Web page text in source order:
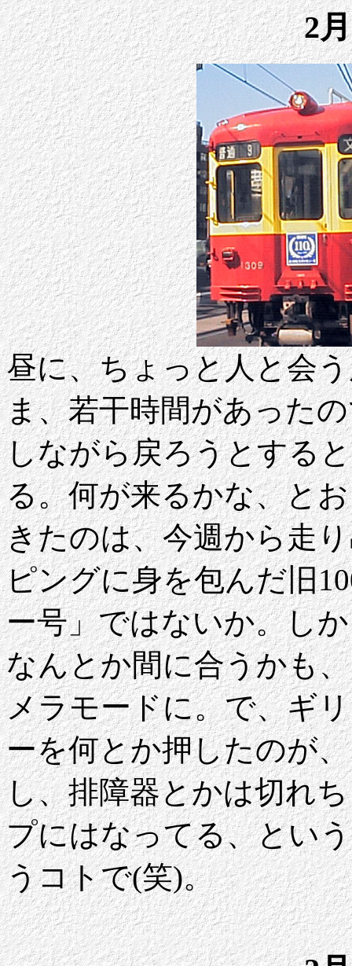
2
昼に、ちょっと人と会
ま、若干時間があった
しながら戻ろうとする
る。何が来るかな、と
きたのは、今週から走
ピングに身を包んだ旧
ー号」ではないか。し
なんとか間に合うかも
メラモードに。で、ギ
ーを何とか押したのが
し、排障器とかは切れ
プにはなってる、とい
うコトで(笑)。